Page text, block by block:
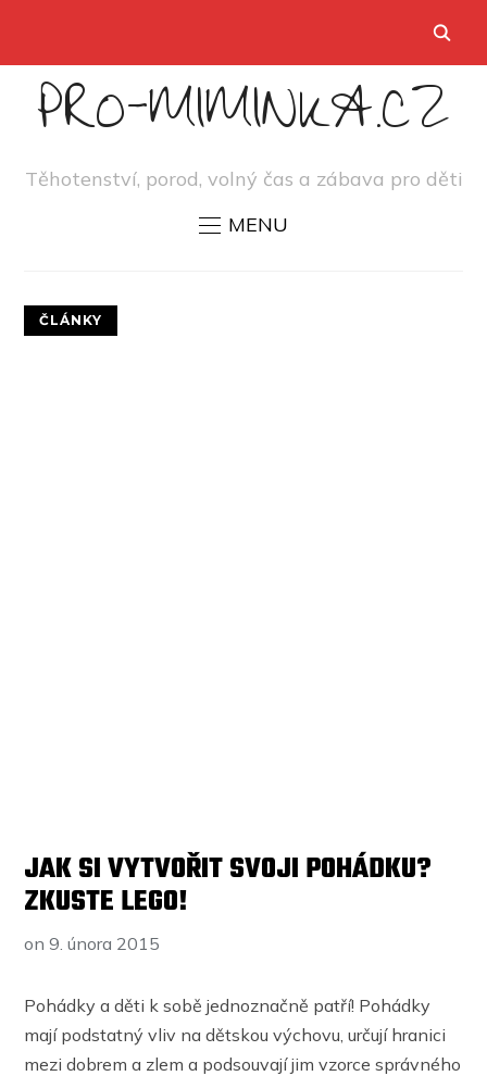
PRO-MIMINKA.CZ
Těhotenství, porod, volný čas a zábava pro děti
MENU
ČLÁNKY
JAK SI VYTVOŘIT SVOJI POHÁDKU?
ZKUSTE LEGO!
on9. února 2015
Pohádky a děti k sobě jednoznačně patří! Pohádky
mají podstatný vliv na dětskou výchovu, určují hranici
mezi dobrem a zlem a podsouvají jim vzorce správného